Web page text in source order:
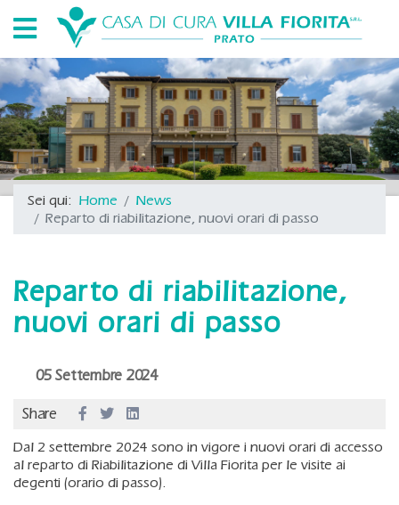
Sei qui: Home
News
Reparto di riabilitazione, nuovi orari di passo
Reparto di riabilitazione,
nuovi orari di passo
05 Settembre 2024
Share
Dal 2 settembre 2024 sono in vigore i nuovi orari di accesso
al reparto di Riabilitazione di Villa Fiorita per le visite ai
degenti (orario di passo).